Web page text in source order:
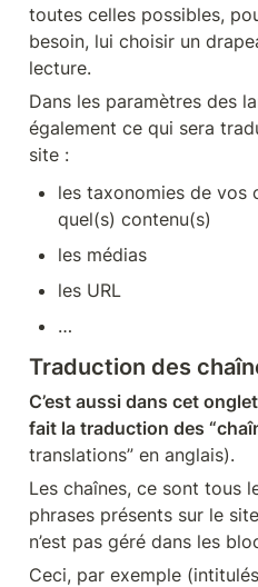
toutes celles possibles,
besoin, lui choisir un
lecture.
Dans les paramètres des
également ce qui sera
site :
les taxonomies de vos
quel(s) contenu(s)
les médias
les URL
…
Traduction des
C’est aussi dans cet
fait la traduction des
translations” en anglais).
Les chaînes, ce sont tous
phrases présents sur le
n’est pas géré dans les
Ceci, par exemple